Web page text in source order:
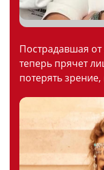
Пострадавшая
теперь прячет
потерять